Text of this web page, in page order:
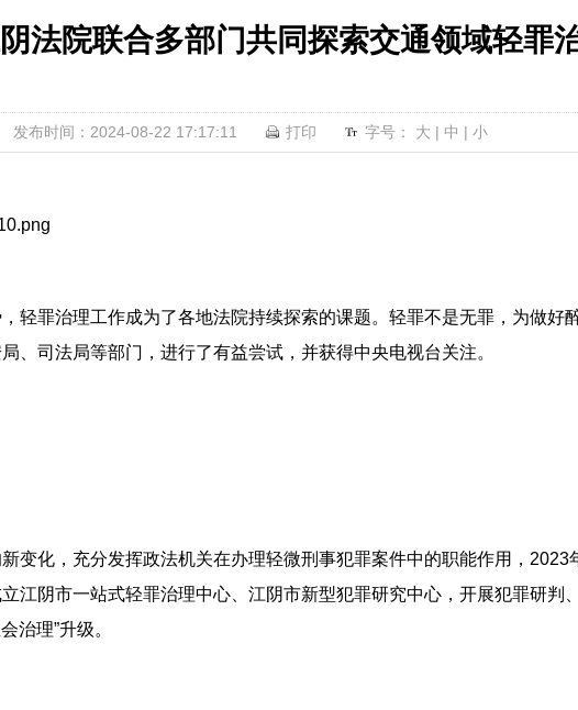
法院联合多部门共同探索交通领域轻罪
发布时间：2024-08-22 17:17:11 打印 字号： 大 | 中 | 小
轻罪治理工作成为了各地法院持续探索的课题。轻罪不是无罪，为做好
、司法局等部门，进行了有益尝试，并获得中央电视台关注。
变化，充分发挥政法机关在办理轻微刑事犯罪案件中的职能作用，2023
江阴市一站式轻罪治理中心、江阴市新型犯罪研究中心，开展犯罪研判
治理”升级。